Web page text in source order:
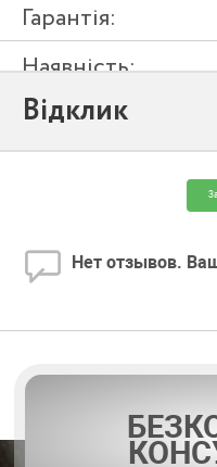
Гарантія:
Наявність:
Модель:
Відклик
Нет отзывов.